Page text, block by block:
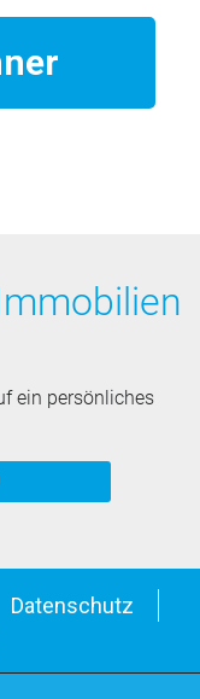
ein persönliches
Datenschutz